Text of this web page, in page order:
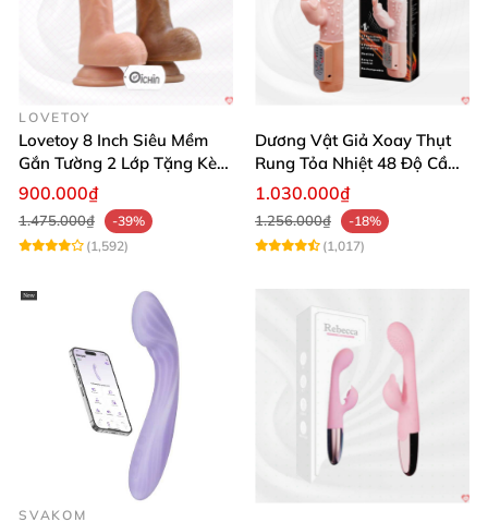
LOVETOY
Lovetoy 8 Inch Siêu Mềm
Gắn Tường 2 Lớp Tặng Kèm
Dầu Massage
900.000₫
1.475.000₫
-39%
(1,592)
Dương Vật Giả Xoay Thụt
Rung Tỏa Nhiệt 48 Độ Cầm
Tay Hot Bunny
1.030.000₫
1.256.000₫
-18%
(1,017)
SVAKOM